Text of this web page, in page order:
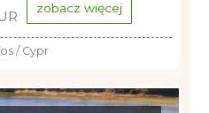
zobacz więcej
/ Cypr